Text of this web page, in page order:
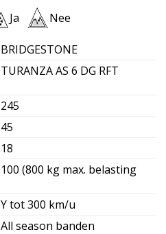
Ja Nee
BRIDGESTONE
TURANZA AS 6 DG RFT
245
45
18
100 (800 kg max. belasting
Y tot 300 km/u
All season banden